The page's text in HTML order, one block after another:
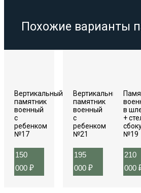
Похожие варианты
Вертикальный
памятник
военный
с
ребенком
№17
150
000 ₽
Вертикальный
памятник
военный
с
ребенком
№21
195
000 ₽
в
+
№19
210
000